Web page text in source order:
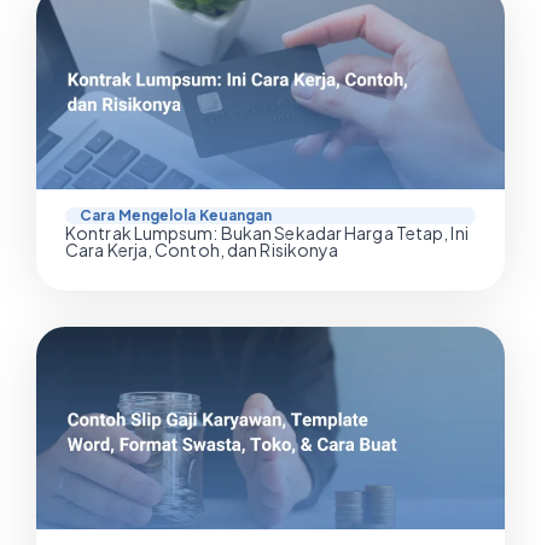
Cara Mengelola Keuangan
Kontrak Lumpsum: Bukan Sekadar Harga Tetap, Ini
Cara Kerja, Contoh, dan Risikonya